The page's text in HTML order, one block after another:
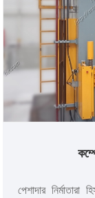
পেশাদার